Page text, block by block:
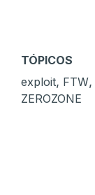
TÓPICOS
exploit, FTW,
ZEROZONE